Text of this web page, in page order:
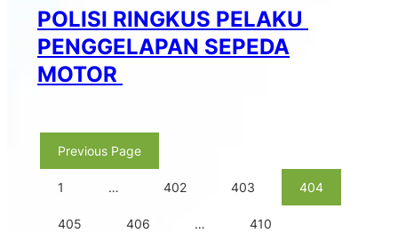
POLISI RINGKUS PELAKU
PENGGELAPAN SEPEDA
MOTOR
Previous Page
1 … 402 403 404
405 406 … 410